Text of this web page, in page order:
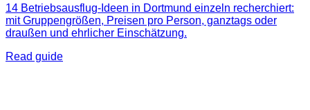
14 Betriebsausflug-Ideen in Dortmund einzeln recherchiert:
mit Gruppengrößen, Preisen pro Person, ganztags oder
draußen und ehrlicher Einschätzung.
Read guide